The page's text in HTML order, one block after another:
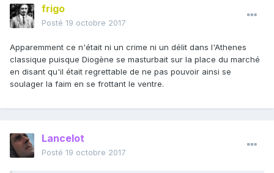
frigo
Posté 19 octobre 2017
Apparemment ce n'était ni un crime ni un délit dans l'Athenes
classique puisque Diogène se masturbait sur la place du marché
en disant qu'il était regrettable de ne pas pouvoir ainsi se
soulager la faim en se frottant le ventre.
Lancelot
Posté 19 octobre 2017